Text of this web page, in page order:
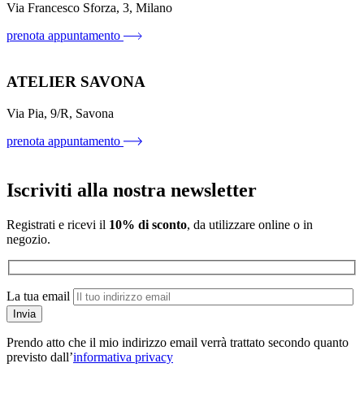
Via Francesco Sforza, 3, Milano
prenota appuntamento
ATELIER SAVONA
Via Pia, 9/R, Savona
prenota appuntamento
Iscriviti alla nostra newsletter
Registrati e ricevi il 10% di sconto, da utilizzare online o in
negozio.
La tua email
Prendo atto che il mio indirizzo email verrà trattato secondo quanto
previsto dall’informativa privacy